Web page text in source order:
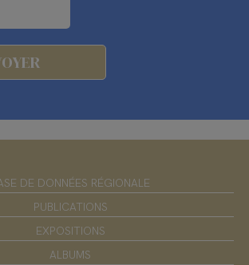
DE DONNÉES RÉGIONALE
PUBLICATIONS
EXPOSITIONS
ALBUMS